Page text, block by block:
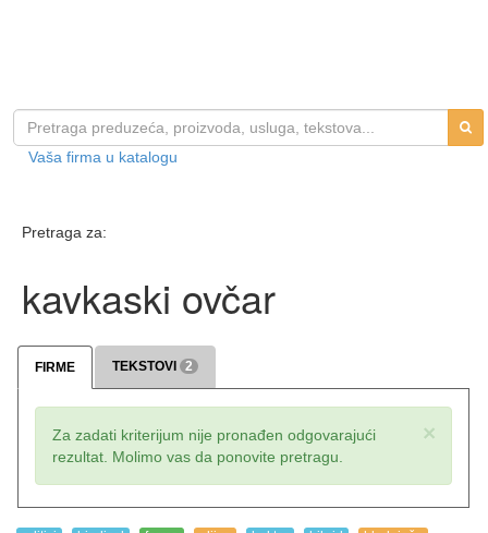
Vaša firma u katalogu
Pretraga za:
kavkaski ovčar
FIRME TEKSTOVI 2
×
Za zadati kriterijum nije pronađen odgovarajući
rezultat. Molimo vas da ponovite pretragu.